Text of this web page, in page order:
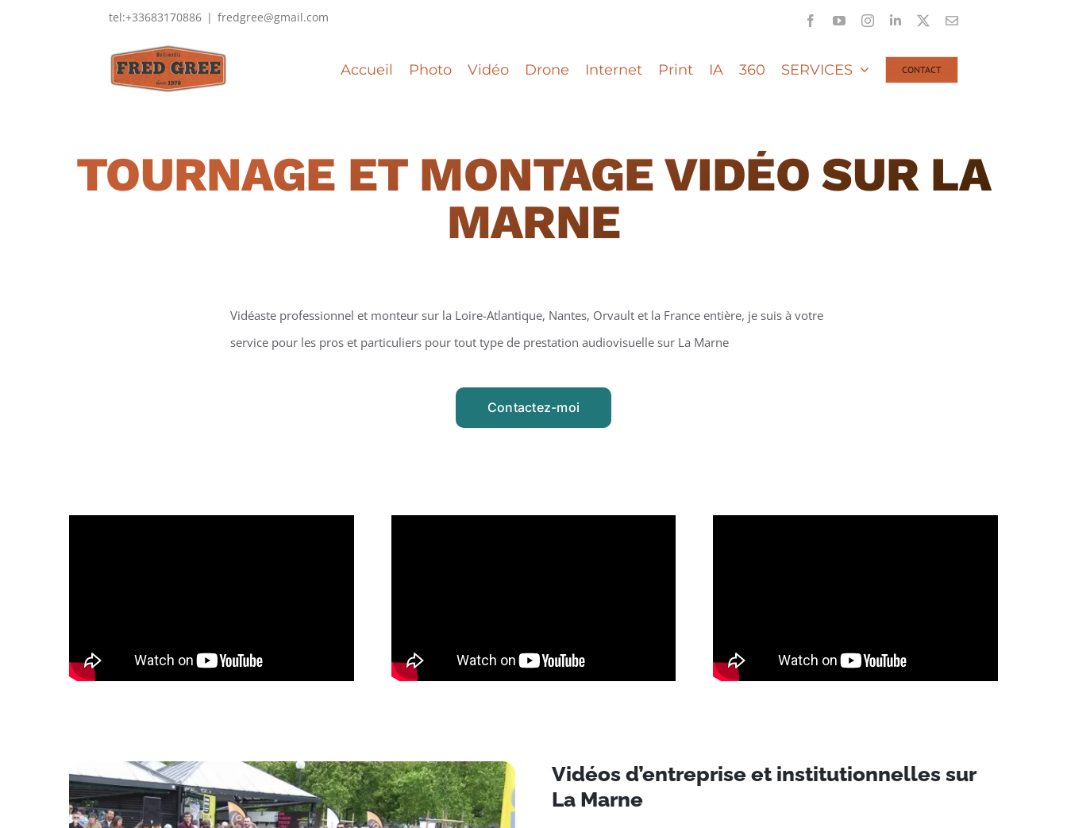
tel:+33683170886 | fredgree@gmail.com FacebookYouTubeInstagramLinkedIn Email
Accueil Photo Vidéo Drone Internet Print IA 360 SERVICES CONTACT
TOURNAGE ET MONTAGE VIDÉO SUR LA
MARNE
Vidéaste professionnel et monteur sur la Loire-Atlantique, Nantes, Orvault et la France entière, je suis à votre
service pour les pros et particuliers pour tout type de prestation audiovisuelle sur La Marne
Contactez-moi
Vidéos d’entreprise et institutionnelles sur
La Marne